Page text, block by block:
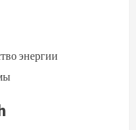
энергии